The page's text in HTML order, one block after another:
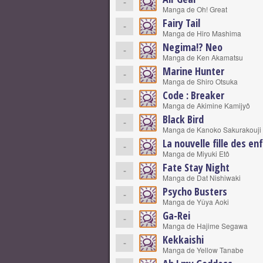
-
Manga de Oh! Great
-
Fairy Tail
Manga de Hiro Mashima
-
Negima!? Neo
Manga de Ken Akamatsu
-
Marine Hunter
Manga de Shiro Otsuka
-
Code : Breaker
Manga de Akimine Kamijyô
-
Black Bird
Manga de Kanoko Sakurakouji
-
La nouvelle fille des
Manga de Miyuki Etô
-
Fate Stay Night
Manga de Dat Nishiwaki
-
Psycho Busters
Manga de Yûya Aoki
-
Ga-Rei
Manga de Hajime Segawa
-
Kekkaishi
Manga de Yellow Tanabe